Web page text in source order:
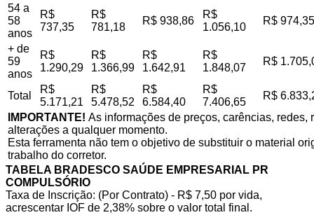
54 a
58
anos
R$
737,35
R$
781,18
R$ 938,86
R$
1.056,10
R$ 974,35
+ de
59
anos
R$
1.290,29
R$
1.366,99
R$
1.642,91
R$
1.848,07
R$
Total
R$
5.171,21
R$
5.478,52
R$
6.584,40
R$
7.406,65
R$
IMPORTANTE! As informações de preços, carências,
alterações a qualquer momento.
Esta ferramenta não tem o objetivo de substituir o material
trabalho do corretor.
TABELA BRADESCO SAÚDE EMPRESARIAL PR
COMPULSÓRIO
Taxa de Inscrição: (Por Contrato) - R$ 7,50 por vida,
acrescentar IOF de 2,38% sobre o valor total final.